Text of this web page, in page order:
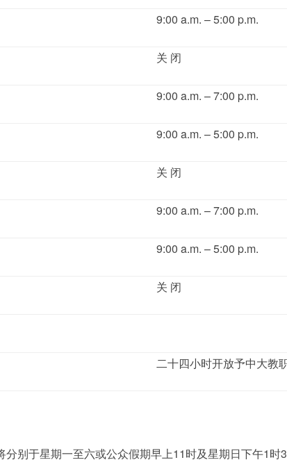
9:00 a.m. – 5:00 p.m.
关 闭
9:00 a.m. – 7:00 p.m.
9:00 a.m. – 5:00 p.m.
关 闭
9:00 a.m. – 7:00 p.m.
9:00 a.m. – 5:00 p.m.
关 闭
二十四小时开放予中大教
星期一至六或公众假期早上11时及星期日下午1时30